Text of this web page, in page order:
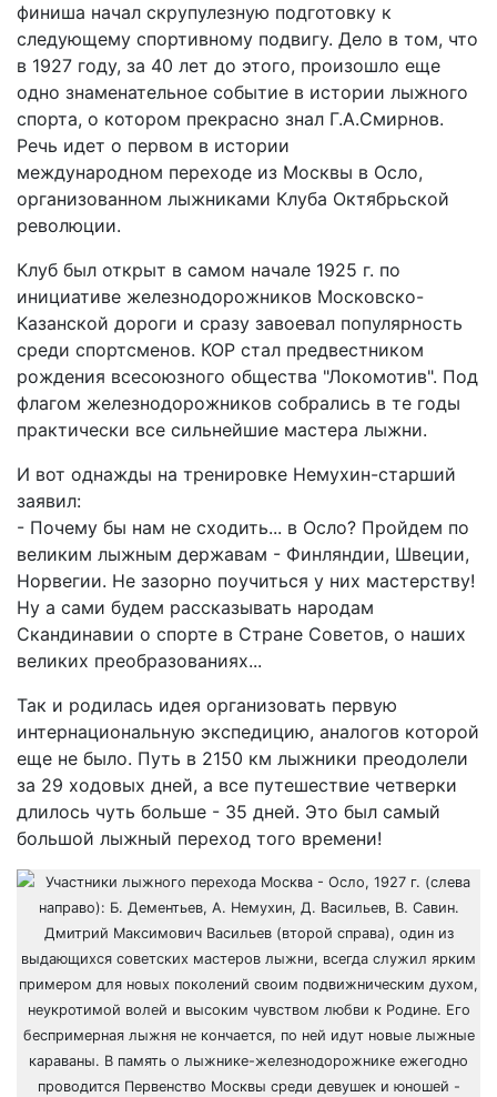
финиша начал скрупулезную подготовку к
следующему спортивному подвигу. Дело в том, что
в 1927 году, за 40 лет до этого, произошло еще
одно знаменательное событие в истории лыжного
спорта, о котором прекрасно знал Г.А.Смирнов.
Речь идет о первом в истории
международном переходе из Москвы в Осло,
организованном лыжниками Клуба Октябрьской
революции.
Клуб был открыт в самом начале 1925 г. по
инициативе железнодорожников Московско-
Казанской дороги и сразу завоевал популярность
среди спортсменов. КОР стал предвестником
рождения всесоюзного общества "Локомотив". Под
флагом железнодорожников собрались в те годы
практически все сильнейшие мастера лыжни.
И вот однажды на тренировке Немухин-старший
заявил:
- Почему бы нам не сходить... в Осло? Пройдем по
великим лыжным державам - Финляндии, Швеции,
Норвегии. Не зазорно поучиться у них мастерству!
Ну а сами будем рассказывать народам
Скандинавии о спорте в Стране Советов, о наших
великих преобразованиях...
Так и родилась идея организовать первую
интернациональную экспедицию, аналогов которой
еще не было. Путь в 2150 км лыжники преодолели
за 29 ходовых дней, а все путешествие четверки
длилось чуть больше - 35 дней. Это был самый
большой лыжный переход того времени!